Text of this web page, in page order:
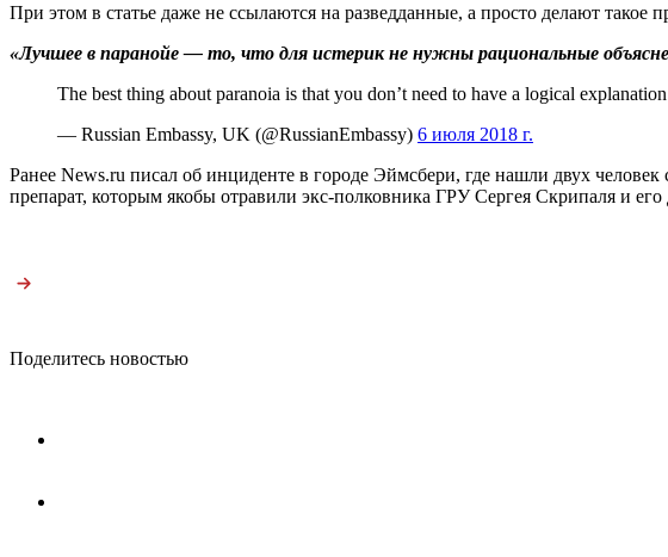
При этом в статье даже не ссылаются на разведданные, а просто делают такое
«Лучшее в паранойе — то, что для истерик не нужны рациональные
The best thing about paranoia is that you don’t need to have a logical
— Russian Embassy, UK (@RussianEmbassy) 6 июля 2018 г.
Ранее News.ru писал об инциденте в городе Эймсбери, где нашли двух
препарат, которым якобы отравили экс-полковника ГРУ Сергея Скрипаля и
Поделитесь новостью